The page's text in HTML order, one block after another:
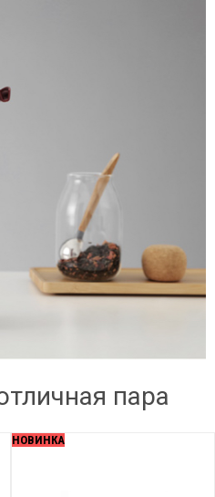
пара
НОВИНКА